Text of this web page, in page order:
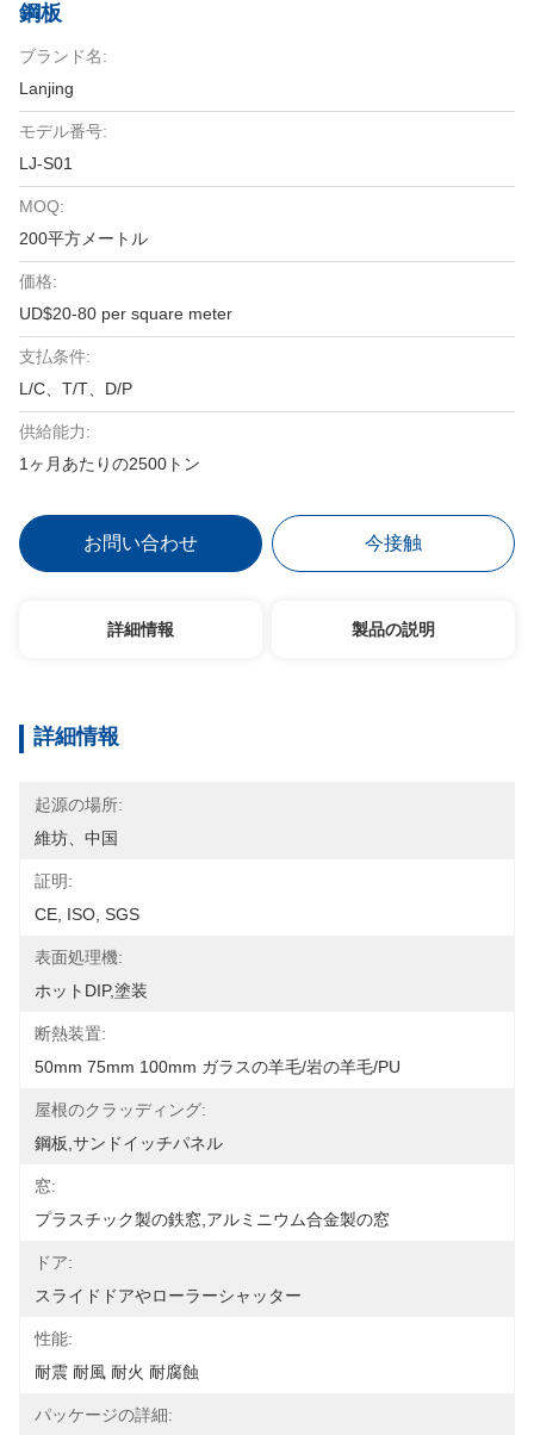
鋼板
ブランド名:
Lanjing
モデル番号:
LJ-S01
MOQ:
200平方メートル
価格:
UD$20-80 per square meter
支払条件:
L/C、T/T、D/P
供給能力:
1ヶ月あたりの2500トン
お問い合わせ 今接触
詳細情報 製品の説明
詳細情報
起源の場所:
維坊、中国
証明:
CE, ISO, SGS
表面処理機:
ホットDIP,塗装
断熱装置:
50mm 75mm 100mm ガラスの羊毛/岩の羊毛/PU
屋根のクラッディング:
鋼板,サンドイッチパネル
窓:
プラスチック製の鉄窓,アルミニウム合金製の窓
ドア:
スライドドアやローラーシャッター
性能:
耐震 耐風 耐火 耐腐蝕
パッケージの詳細: